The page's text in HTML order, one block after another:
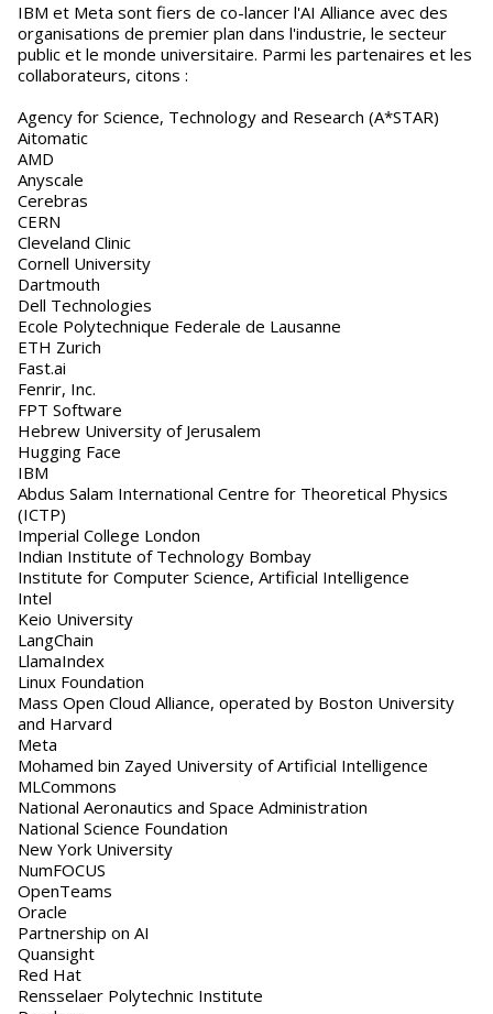
IBM et Meta sont fiers de co-lancer l'AI Alliance avec des
organisations de premier plan dans l'industrie, le secteur
public et le monde universitaire. Parmi les partenaires et les
collaborateurs, citons :
Agency for Science, Technology and Research (A*STAR)
Aitomatic
AMD
Anyscale
Cerebras
CERN
Cleveland Clinic
Cornell University
Dartmouth
Dell Technologies
Ecole Polytechnique Federale de Lausanne
ETH Zurich
Fast.ai
Fenrir, Inc.
FPT Software
Hebrew University of Jerusalem
Hugging Face
IBM
Abdus Salam International Centre for Theoretical Physics
(ICTP)
Imperial College London
Indian Institute of Technology Bombay
Institute for Computer Science, Artificial Intelligence
Intel
Keio University
LangChain
LlamaIndex
Linux Foundation
Mass Open Cloud Alliance, operated by Boston University
and Harvard
Meta
Mohamed bin Zayed University of Artificial Intelligence
MLCommons
National Aeronautics and Space Administration
National Science Foundation
New York University
NumFOCUS
OpenTeams
Oracle
Partnership on AI
Quansight
Red Hat
Rensselaer Polytechnic Institute